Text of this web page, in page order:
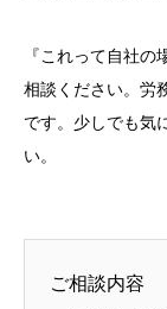
『これって自社
相談ください。労
です。少しでも気
い。
ご相談内容